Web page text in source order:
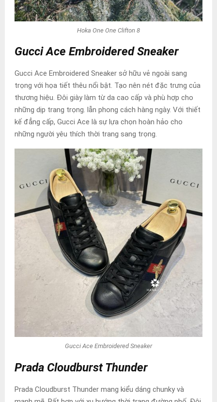
Hoka One One Clifton 8
Gucci Ace Embroidered Sneaker
Gucci Ace Embroidered Sneaker sở hữu vẻ ngoài sang
trọng với họa tiết thêu nổi bật. Tạo nên nét đặc trưng của
thương hiệu. Đôi giày làm từ da cao cấp và phù hợp cho
những dịp trang trọng. lẫn phong cách hàng ngày. Với thiết
kế đẳng cấp, Gucci Ace là sự lựa chọn hoàn hảo cho
những người yêu thích thời trang sang trọng.
Gucci Ace Embroidered Sneaker
Prada Cloudburst Thunder
Prada Cloudburst Thunder mang kiểu dáng chunky và